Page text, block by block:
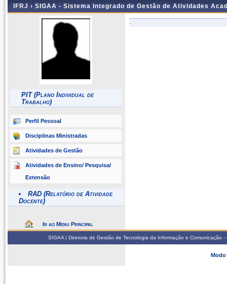
IFRJ › SIGAA - Sistema Integrado de Gestão de Atividades
PIT (Plano Individual de
Trabalho)
Perfil Pessoal
Disciplinas Ministradas
Atividades de Gestão
Atividades de Ensino/ Pesquisa/
Extensão
RAD (Relatório de Atividade
Docente)
Ir ao Menu Principal
-
SIGAA | Diretoria de Gestão de Tecnologia da Informação e
Modo